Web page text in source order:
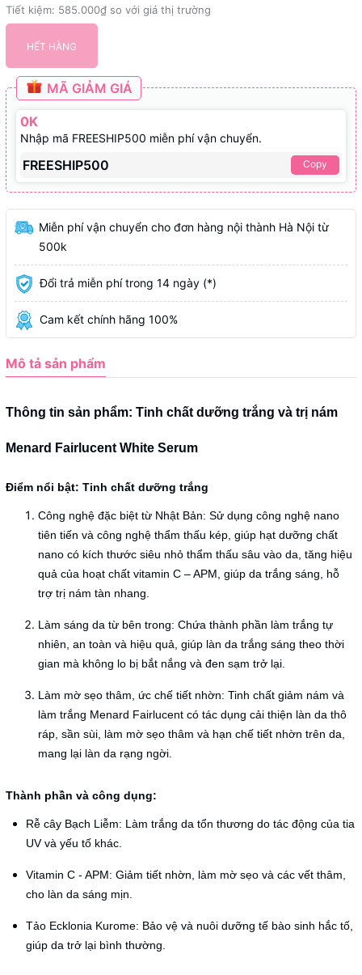
Tiết kiệm: 585.000₫ so với giá thị trường
HẾT HÀNG
MÃ GIẢM GIÁ
0K
Nhập mã FREESHIP500 miễn phí vận chuyển.
FREESHIP500 Copy
Miễn phí vận chuyển cho đơn hàng nội thành Hà Nội từ
500k
Đổi trả miễn phí trong 14 ngày (*)
Cam kết chính hãng 100%
Mô tả sản phẩm
Thông tin sản phẩm: Tinh chất dưỡng trắng và trị nám
Menard Fairlucent White Serum
Điểm nổi bật: Tinh chất dưỡng trắng
Công nghệ đặc biệt từ Nhật Bản: Sử dụng công nghệ nano
tiên tiến và công nghệ thẩm thấu kép, giúp hạt dưỡng chất
nano có kích thước siêu nhỏ thẩm thấu sâu vào da, tăng hiệu
quả của hoạt chất vitamin C – APM, giúp da trắng sáng, hỗ
trợ trị nám tàn nhang
Làm sáng da từ bên trong: Chứa thành phần làm trắng tự
nhiên, an toàn và hiệu quả, giúp làn da trắng sáng theo thời
gian mà không lo bị bắt nắng và đen sạm trở lại.
Làm mờ sẹo thâm, ức chế tiết nhờn: Tinh chất giảm nám và
làm trắng Menard Fairlucent có tác dụng cải thiện làn da thô
ráp, sần sùi, làm mờ sẹo thâm và hạn chế tiết nhờn trên da,
mang lại làn da rạng ngời.
Thành phần và công dụng:
Rễ cây Bạch Liễm: Làm trắng da tổn thương do tác động của tia
UV và yếu tố khác.
Vitamin C - APM: Giảm tiết nhờn, làm mờ sẹo và các vết thâm,
cho làn da sáng mịn.
Tảo Ecklonia Kurome: Bảo vệ và nuôi dưỡng tế bào sinh hắc tố,
giúp da trở lại bình thường.